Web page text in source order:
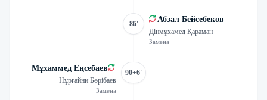
86' Абзал Бейсебеков
Дінмұхамед Қараман
Замена
Мұхаммед Еңсебаев
Нұрғайни Бөрібаев
Замена
90+6'